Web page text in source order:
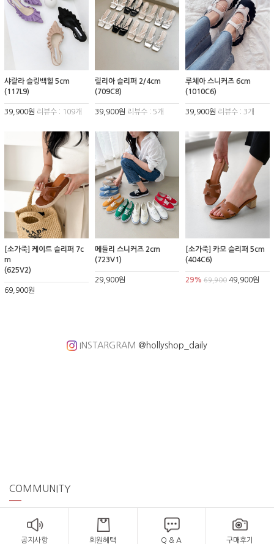
샤랄라 슬링백힐 5cm
(117L9)
39,900원 리뷰수 : 109개
릴리아 슬리퍼 2/4cm
(709C8)
39,900원 리뷰수 : 5개
루체아 스니커즈 6cm
(1010C6)
39,900원 리뷰수 : 3개
[소가죽] 케이트 슬리퍼 7c
m
(625V2)
69,900원
메들리 스니커즈 2cm
(723V1)
29,900원
[소가죽] 카모 슬리퍼 5cm
(404C6)
29% 69,90049,900원
INSTARGRAM @hollyshop_daily
COMMUNITY
공지사항 회원혜택 Q & A 구매후기